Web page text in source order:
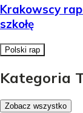
Krakowscy
szkołę
Polski rap
Kategoria
Zobacz wszystko